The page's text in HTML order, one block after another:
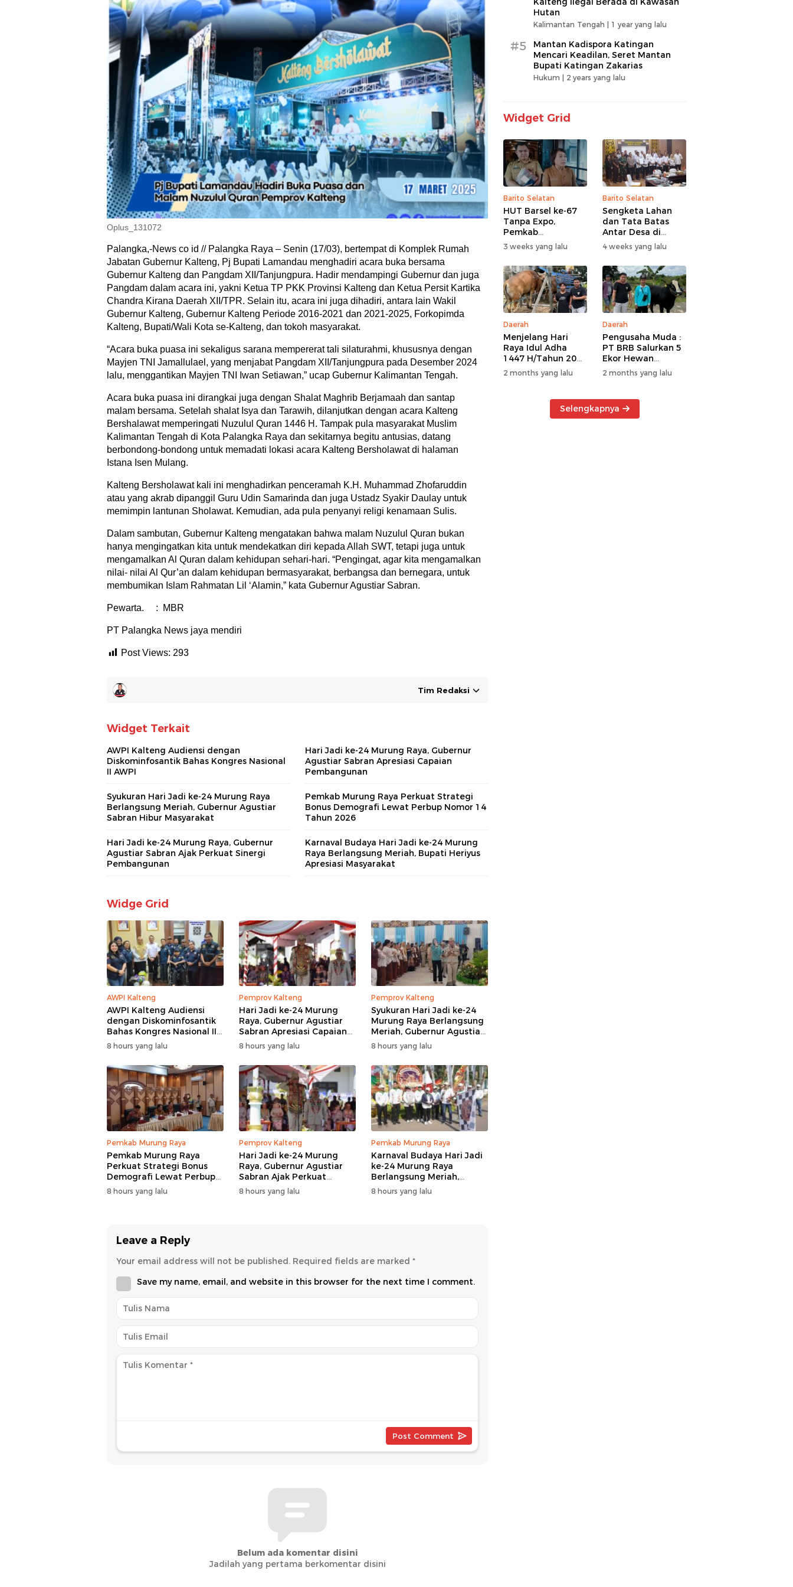
Oplus_131072
Palangka,-News co id // Palangka Raya – Senin (17/03), bertempat di Komplek Rumah
Jabatan Gubernur Kalteng, Pj Bupati Lamandau menghadiri acara buka bersama
Gubernur Kalteng dan Pangdam XII/Tanjungpura. Hadir mendampingi Gubernur dan juga
Pangdam dalam acara ini, yakni Ketua TP PKK Provinsi Kalteng dan Ketua Persit Kartika
Chandra Kirana Daerah XII/TPR. Selain itu, acara ini juga dihadiri, antara lain Wakil
Gubernur Kalteng, Gubernur Kalteng Periode 2016-2021 dan 2021-2025, Forkopimda
Kalteng, Bupati/Wali Kota se-Kalteng, dan tokoh masyarakat.
“Acara buka puasa ini sekaligus sarana mempererat tali silaturahmi, khususnya dengan
Mayjen TNI Jamallulael, yang menjabat Pangdam XII/Tanjungpura pada Desember 2024
lalu, menggantikan Mayjen TNI Iwan Setiawan,” ucap Gubernur Kalimantan Tengah.
Acara buka puasa ini dirangkai juga dengan Shalat Maghrib Berjamaah dan santap
malam bersama. Setelah shalat Isya dan Tarawih, dilanjutkan dengan acara Kalteng
Bershalawat memperingati Nuzulul Quran 1446 H. Tampak pula masyarakat Muslim
Kalimantan Tengah di Kota Palangka Raya dan sekitarnya begitu antusias, datang
berbondong-bondong untuk memadati lokasi acara Kalteng Bersholawat di halaman
Istana Isen Mulang.
Kalteng Bersholawat kali ini menghadirkan penceramah K.H. Muhammad Zhofaruddin
atau yang akrab dipanggil Guru Udin Samarinda dan juga Ustadz Syakir Daulay untuk
memimpin lantunan Sholawat. Kemudian, ada pula penyanyi religi kenamaan Sulis.
Dalam sambutan, Gubernur Kalteng mengatakan bahwa malam Nuzulul Quran bukan
hanya mengingatkan kita untuk mendekatkan diri kepada Allah SWT, tetapi juga untuk
mengamalkan Al Quran dalam kehidupan sehari-hari. “Pengingat, agar kita mengamalkan
nilai- nilai Al Qur’an dalam kehidupan bermasyarakat, berbangsa dan bernegara, untuk
membumikan Islam Rahmatan Lil ‘Alamin,” kata Gubernur Agustiar Sabran.
Pewarta. : MBR
PT Palangka News jaya mendiri
Post Views: 293
Tim Redaksi
Widget Terkait
AWPI Kalteng Audiensi dengan
Diskominfosantik Bahas Kongres Nasional
II AWPI
Hari Jadi ke-24 Murung Raya, Gubernur
Agustiar Sabran Apresiasi Capaian
Pembangunan
Syukuran Hari Jadi ke-24 Murung Raya
Berlangsung Meriah, Gubernur Agustiar
Sabran Hibur Masyarakat
Pemkab Murung Raya Perkuat Strategi
Bonus Demografi Lewat Perbup Nomor 14
Tahun 2026
Hari Jadi ke-24 Murung Raya, Gubernur
Agustiar Sabran Ajak Perkuat Sinergi
Pembangunan
Karnaval Budaya Hari Jadi ke-24 Murung
Raya Berlangsung Meriah, Bupati Heriyus
Apresiasi Masyarakat
Widge Grid
AWPI Kalteng
AWPI Kalteng Audiensi
dengan Diskominfosantik
Bahas Kongres Nasional II
AWPI
8 hours yang lalu
Pemprov Kalteng
Hari Jadi ke-24 Murung
Raya, Gubernur Agustiar
Sabran Apresiasi Capaian
Pembangunan
8 hours yang lalu
Pemprov Kalteng
Syukuran Hari Jadi ke-24
Murung Raya Berlangsung
Meriah, Gubernur Agustiar
Sabran Hibur Masyarakat
8 hours yang lalu
Pemkab Murung Raya
Pemkab Murung Raya
Perkuat Strategi Bonus
Demografi Lewat Perbup
Nomor 14 Tahun 2026
8 hours yang lalu
Pemprov Kalteng
Hari Jadi ke-24 Murung
Raya, Gubernur Agustiar
Sabran Ajak Perkuat
Sinergi Pembangunan
8 hours yang lalu
Pemkab Murung Raya
Karnaval Budaya Hari Jadi
ke-24 Murung Raya
Berlangsung Meriah,
Bupati Heriyus Apresiasi
Masyarakat
8 hours yang lalu
Leave a Reply
Your email address will not be published. Required fields are marked *
Save my name, email, and website in this browser for the next time I comment.
Belum ada komentar disini
Jadilah yang pertama berkomentar disini
Hutan
Kalimantan Tengah | 1 year yang lalu
#5
Mantan Kadispora Katingan
Mencari Keadilan, Seret Mantan
Bupati Katingan Zakarias
Hukum | 2 years yang lalu
Widget Grid
Barito Selatan
HUT Barsel ke-67
Tanpa Expo,
Pemkab
Prioritaskan UMKM
dan Bantuan Sosial
3 weeks yang lalu
Barito Selatan
Sengketa Lahan
dan Tata Batas
Antar Desa di
Barsel Jadi
Perhatian Serius
4 weeks yang lalu
Daerah
Menjelang Hari
Raya Idul Adha
1447 H/Tahun 2026
M, PT BRB Salurkan
5 Ekor Hewan
2 months yang lalu
Daerah
Pengusaha Muda :
PT BRB Salurkan 5
Ekor Hewan
Kurban Kepada
Warga Khususnya
Operasional
2 months yang lalu
Selengkapnya